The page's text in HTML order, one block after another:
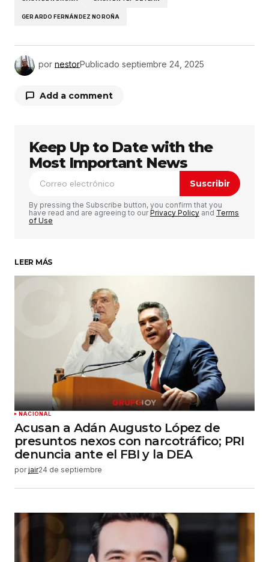
GERARDO FERNÁNDEZ NOROÑA
por nestorPublicado septiembre 24, 2025
Add a comment
Tu dirección de correo electrónico no será
publicada. Los campos obligatorios están
marcados con*
Comentario *
Su nombre*
Tu correo electrónico
Guardar mi nombre, correo electrónico y sitio
web en este navegador para la próxima vez que
haga un comentario.
Enviar comentario
Keep Up to Date with the
Most Important News
Suscribir
By pressing the Subscribe button, you confirm that you
have read and are agreeing to ourPrivacy Policy and Terms
of Use
LEER MÁS
NACIONAL
Acusan a Adán Augusto López de
presuntos nexos con narcotráfico; PRI
denuncia ante el FBI y la DEA
por jair24 de septiembre